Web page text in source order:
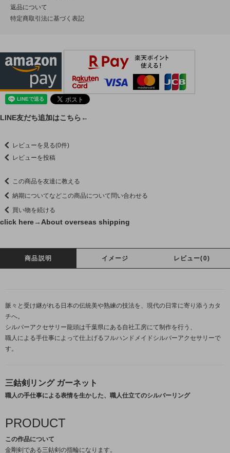
返品について
特定商取引法に基づく表記
LINE友だち追加はこちら←
レビューを見る(0件)
レビューを投稿
この商品を友達に教える
納期についてなどこの商品について問い合わせる
買い物を続ける
click here→ About overseas shipping
商品説明 イメージ レビュー(0)
脈々と受け継がれる日本の伝統美や熟練の技法を、現代の日常に寄り添うカタ
チへ。
シルバーアクセサリー龍頭は千葉県にある自社工房にて制作を行う、
職人による手仕事によって仕上げるフルハンドメイドシルバーアクセサリーで
す。
三鈷剣リング ガーネット
職人の手仕事による表情を生かした、職人仕立てのシルバーリング
PRODUCT
この作品について
金剛剣である三鈷剣の指輪になります。